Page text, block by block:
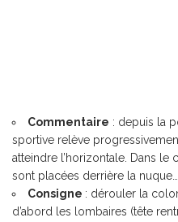
Commentaire : depuis la
sportive relève
atteindre l’horizontale. Dans le
sont placées derrière la nuque…
Consigne : dérouler la
d’abord les lombaires (tête